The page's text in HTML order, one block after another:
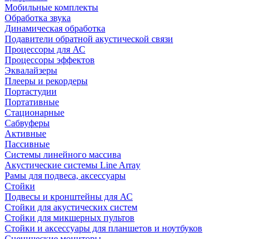
Мобильные комплекты
Обработка звука
Динамическая обработка
Подавители обратной акустической связи
Процессоры для АС
Процессоры эффектов
Эквалайзеры
Плееры и рекордеры
Портастудии
Портативные
Стационарные
Сабвуферы
Активные
Пассивные
Системы линейного массива
Акустические системы Line Array
Рамы для подвеса, аксессуары
Стойки
Подвесы и кронштейны для АС
Стойки для акустических систем
Стойки для микшерных пультов
Стойки и аксессуары для планшетов и ноутбуков